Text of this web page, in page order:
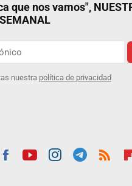
que nos vamos",
nuestra política de privacidad